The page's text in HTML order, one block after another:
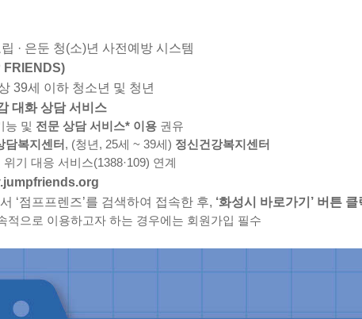
· 은둔 청(소)년 사전예방 시스템
FRIENDS)
39세 이하 청소년 및 청년
대화 상담 서비스
능 및 전문 상담 서비스* 이용 권유
담복지센터 , (청년, 25세 ~ 39세) 정신건강복지센터
기 대응 서비스(1388·109) 연계
‘점프프렌즈’를 검색하여 접속한 후, ‘화성시 바로가기’ 버튼 클
용하고자 하는 경우에는 회원가입 필수